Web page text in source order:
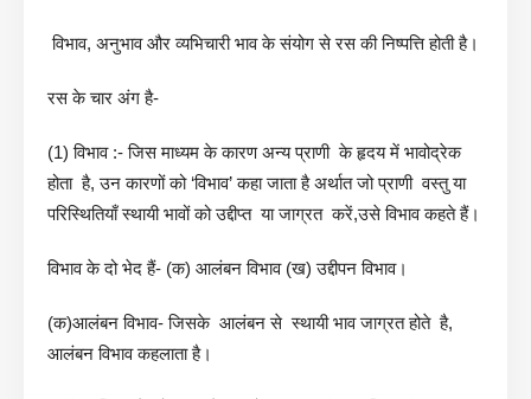
विभाव, अनुभाव और व्यभिचारी भाव के संयोग से रस की निष्पत्ति होती है।
रस के चार अंग है-
(1) विभाव :- जिस माध्यम के कारण अन्य प्राणी के हृदय में भावोद्रेक
होता है, उन कारणों को ‘विभाव’ कहा जाता है अर्थात जो प्राणी वस्तु या
परिस्थितियाँ स्थायी भावों को उद्दीप्त या जाग्रत करें,उसे विभाव कहते हैं।
विभाव के दो भेद हैं- (क) आलंबन विभाव (ख) उद्दीपन विभाव।
(क)आलंबन विभाव- जिसके आलंबन से स्थायी भाव जाग्रत होते है,
आलंबन विभाव कहलाता है।